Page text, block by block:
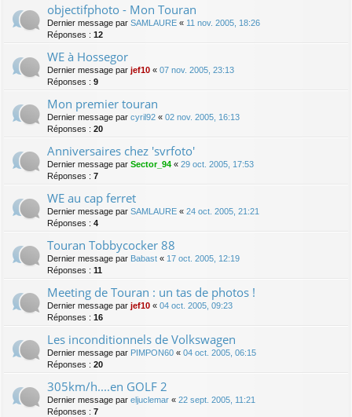
objectifphoto - Mon Touran
Dernier message par SAMLAURE « 11 nov. 2005, 18:26
Réponses : 12
WE à Hossegor
Dernier message par jef10 « 07 nov. 2005, 23:13
Réponses : 9
Mon premier touran
Dernier message par cyril92 « 02 nov. 2005, 16:13
Réponses : 20
Anniversaires chez 'svrfoto'
Dernier message par Sector_94 « 29 oct. 2005, 17:53
Réponses : 7
WE au cap ferret
Dernier message par SAMLAURE « 24 oct. 2005, 21:21
Réponses : 4
Touran Tobbycocker 88
Dernier message par Babast « 17 oct. 2005, 12:19
Réponses : 11
Meeting de Touran : un tas de photos !
Dernier message par jef10 « 04 oct. 2005, 09:23
Réponses : 16
Les inconditionnels de Volkswagen
Dernier message par PIMPON60 « 04 oct. 2005, 06:15
Réponses : 20
305km/h....en GOLF 2
Dernier message par eljuclemar « 22 sept. 2005, 11:21
Réponses : 7